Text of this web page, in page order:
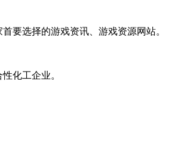
要选择的游戏资讯、游戏资源网站。
化工企业。